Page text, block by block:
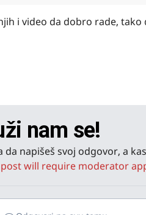
i video da dobro rade,
nam se!
da napišeš svoj odgovor, a
will require moderator